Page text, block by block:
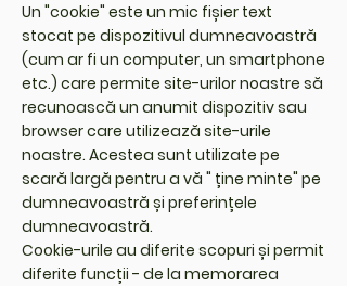
Un "cookie" este un mic fișier text
stocat pe dispozitivul dumneavoastră
(cum ar fi un computer, un smartphone
etc.) care permite site-urilor noastre să
recunoască un anumit dispozitiv sau
browser care utilizează site-urile
noastre. Acestea sunt utilizate pe
scară largă pentru a vă " ține minte" pe
dumneavoastră și preferințele
dumneavoastră.
Cookie-urile au diferite scopuri și permit
diferite funcții - de la memorarea